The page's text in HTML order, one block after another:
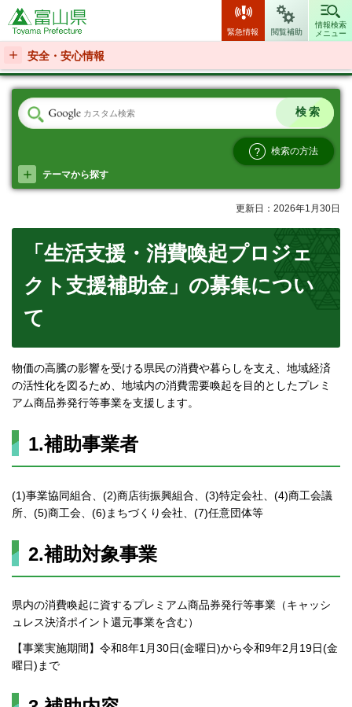
富山県
緊急情報 閲覧補助
情報検索
メニュー
安全・安心情報
検索の方法
テーマから探す
更新日：2026年1月30日
「生活支援・消費喚起プロジェ
クト支援補助金」の募集につい
て
物価の高騰の影響を受ける県民の消費や暮らしを支え、地域経済
の活性化を図るため、地域内の消費需要喚起を目的としたプレミ
アム商品券発行等事業を支援します。
1.補助事業者
(1)事業協同組合、(2)商店街振興組合、(3)特定会社、(4)商工会議
所、(5)商工会、(6)まちづくり会社、(7)任意団体等
2.補助対象事業
県内の消費喚起に資するプレミアム商品券発行等事業（キャッシ
ュレス決済ポイント還元事業を含む）
【事業実施期間】令和8年1月30日(金曜日)から令和9年2月19日(金
曜日)まで